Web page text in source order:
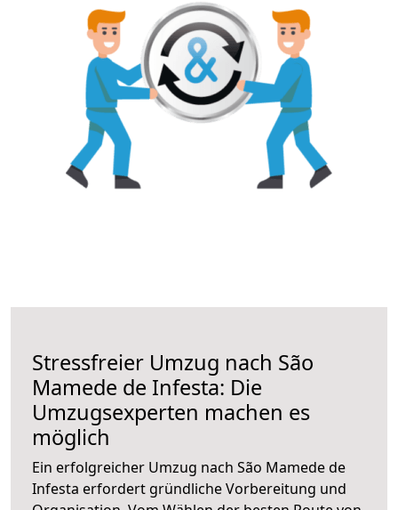
Stressfreier Umzug nach São
Mamede de Infesta: Die
Umzugsexperten machen es
möglich
Ein erfolgreicher Umzug nach São Mamede de
Infesta erfordert gründliche Vorbereitung und